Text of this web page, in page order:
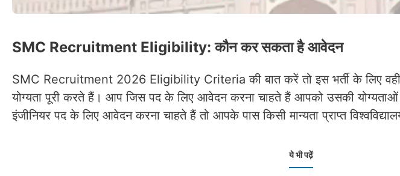
SMC Recruitment Eligibility: कौन कर सकता है आवेदन
SMC Recruitment 2026 Eligibility Criteria की बात करें तो इस भर्ती के लिए वही
योग्यता पूरी करते हैं। आप जिस पद के लिए आवेदन करना चाहते हैं आपको उसकी
इंजीनियर पद के लिए आवेदन करना चाहते हैं तो आपके पास किसी मान्यता प्राप्त
ये भी पढ़ें